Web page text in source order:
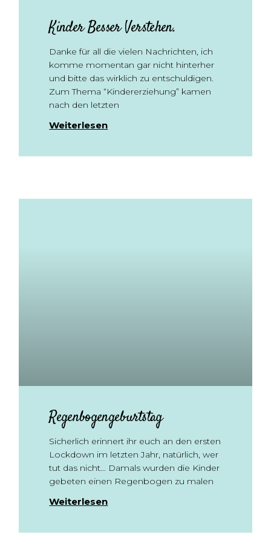
Kinder Besser Verstehen.
Danke für all die vielen Nachrichten, ich
komme momentan gar nicht hinterher
und bitte das wirklich zu entschuldigen.
Zum Thema “Kindererziehung” kamen
nach den letzten
Weiterlesen
Regenbogengeburtstag
Sicherlich erinnert ihr euch an den ersten
Lockdown im letzten Jahr, natürlich, wer
tut das nicht… Damals wurden die Kinder
gebeten einen Regenbogen zu malen
Weiterlesen